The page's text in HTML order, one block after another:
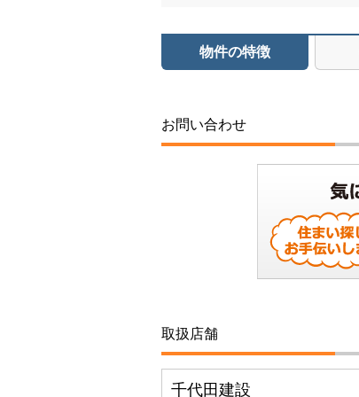
物件の特徴
お問い合わせ
取扱店舗
千代田建設